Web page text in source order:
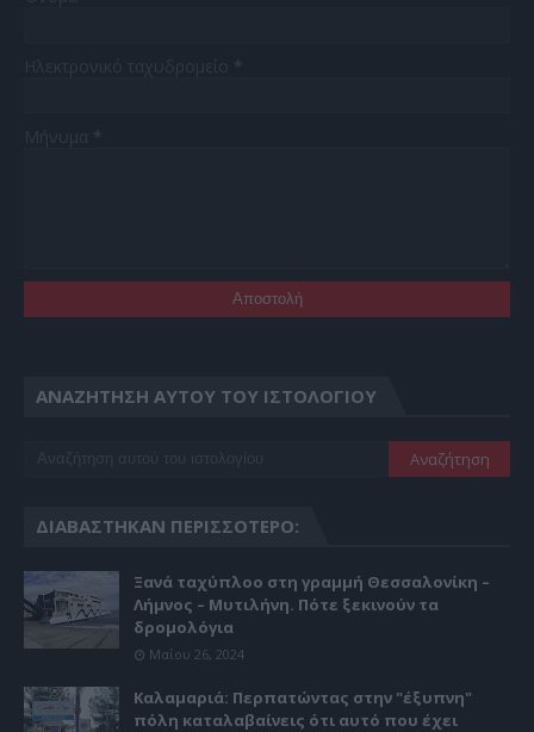
ΑΝΑΖΉΤΗΣΗ ΑΥΤΟΎ ΤΟΥ ΙΣΤΟΛΟΓΊΟΥ
ΔΙΑΒΆΣΤΗΚΑΝ ΠΕΡΙΣΣΌΤΕΡΟ:
Ξανά ταχύπλοο στη γραμμή Θεσσαλονίκη –
Λήμνος – Μυτιλήνη. Πότε ξεκινούν τα
δρομολόγια
Μαΐου 26, 2024
Καλαμαριά: Περπατώντας στην "έξυπνη"
πόλη καταλαβαίνεις ότι αυτό που έχει